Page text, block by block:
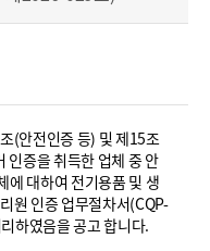
(안전인증 등) 및 제15조
인증을 취득한 업체 중 안
에 대하여 전기용품 및 생
원 인증 업무절차서(CQP-
하였음을 공고 합니다.